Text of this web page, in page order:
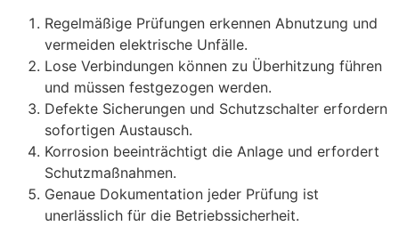
Regelmäßige Prüfungen erkennen Abnutzung und
vermeiden elektrische Unfälle.
Lose Verbindungen können zu Überhitzung führen
und müssen festgezogen werden.
Defekte Sicherungen und Schutzschalter erfordern
sofortigen Austausch.
Korrosion beeinträchtigt die Anlage und erfordert
Schutzmaßnahmen.
Genaue Dokumentation jeder Prüfung ist
unerlässlich für die Betriebssicherheit.